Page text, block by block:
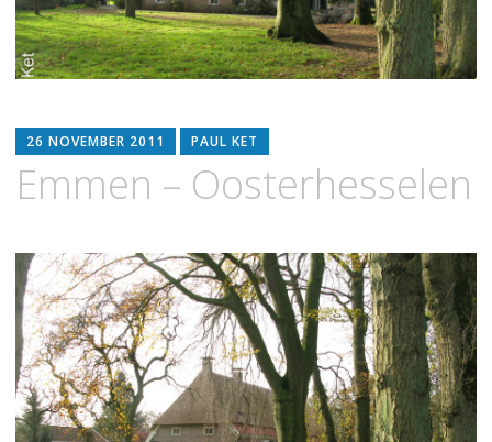
26 NOVEMBER 2011 PAUL KET
Emmen – Oosterhesselen